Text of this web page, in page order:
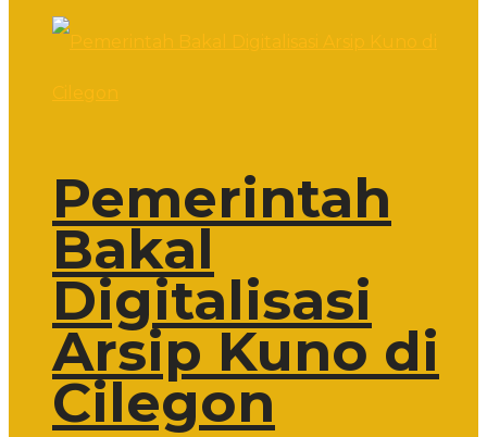
Pemerintah
Bakal
Digitalisasi
Arsip Kuno di
Cilegon